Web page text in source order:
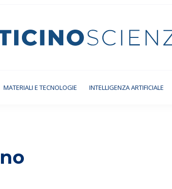
MATERIALI E TECNOLOGIE INTELLIGENZA ARTIFICIALE